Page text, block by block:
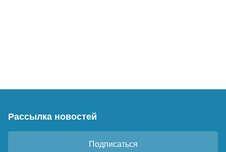
Рассылка новостей
Подписаться